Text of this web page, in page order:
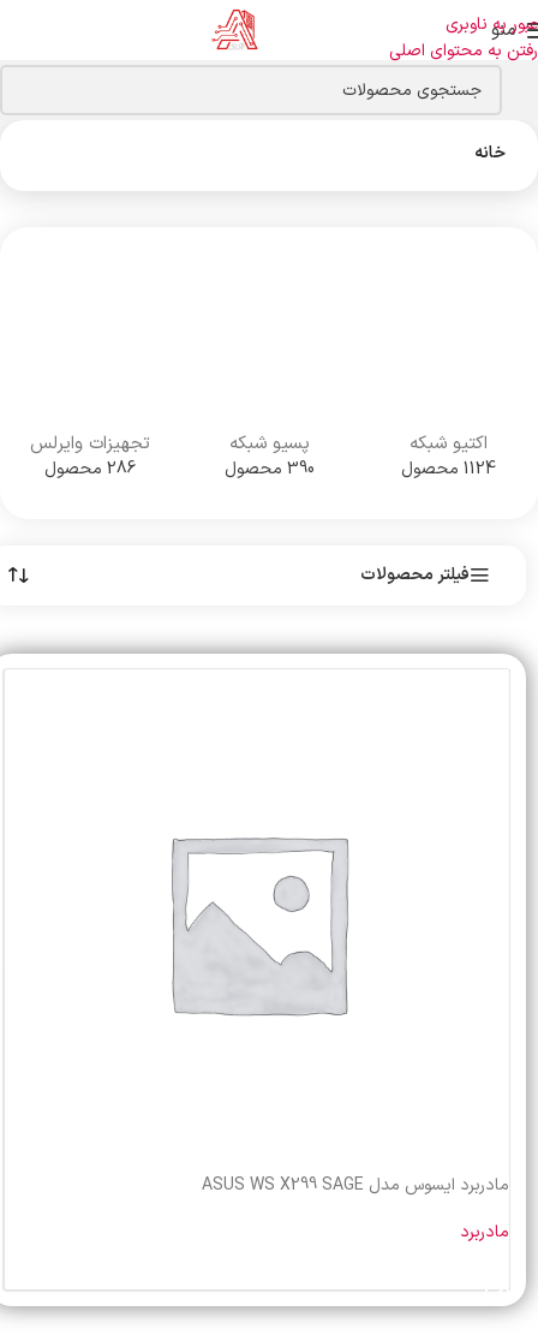
عبور به ناوبری
رفتن به محتوای اصلی
منو
خانه
اکتیو شبکه
1124 محصول
پسیو شبکه
390 محصول
تجهیزات وایرلس
286 محصول
فیلتر محصولات
مادربرد ایسوس مدل ASUS WS X299 SAGE
مادربرد